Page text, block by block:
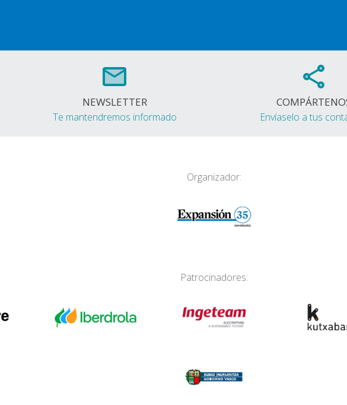
NEWSLETTER
Te mantendremos informado Envíaselo a tus
Organizador:
Patrocinadores: